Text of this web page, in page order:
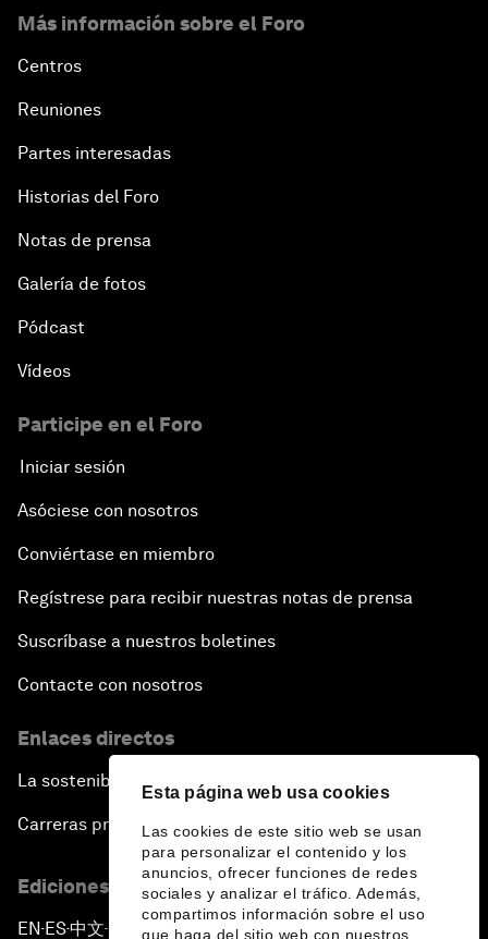
Esta página web usa cookies
Las cookies de este sitio web se usan
para personalizar el contenido y los
anuncios, ofrecer funciones de redes
sociales y analizar el tráfico. Además,
compartimos información sobre el uso
que haga del sitio web con nuestros
Más información sobre el Foro
Centros
Reuniones
Partes interesadas
Historias del Foro
Notas de prensa
Galería de fotos
Pódcast
Vídeos
Participe en el Foro
Iniciar sesión
Asóciese con nosotros
Conviértase en miembro
Regístrese para recibir nuestras notas de prensa
Suscríbase a nuestros boletines
Contacte con nosotros
Enlaces directos
La sostenibilidad en el Foro
Carreras profesionales
Ediciones en otros idiomas
EN ▪ ES▪中文▪ 日本語